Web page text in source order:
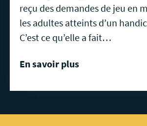
reçu des demandes de jeu en
les adultes atteints d’un
C’est ce qu’elle a fait…
En savoir plus